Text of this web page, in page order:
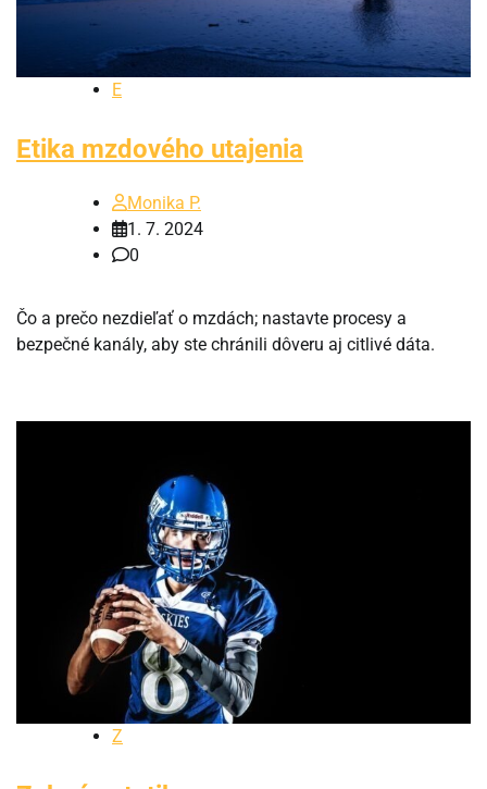
E
Etika mzdového utajenia
Monika P.
1. 7. 2024
0
Čo a prečo nezdieľať o mzdách; nastavte procesy a
bezpečné kanály, aby ste chránili dôveru aj citlivé dáta.
Z